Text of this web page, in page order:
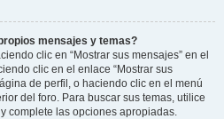
mensajes y temas?
clic en “Mostrar sus mensajes” en el
clic en el enlace “Mostrar sus
de perfil, o haciendo clic en el menú
del foro. Para buscar sus temas, utilice
complete las opciones apropiadas.